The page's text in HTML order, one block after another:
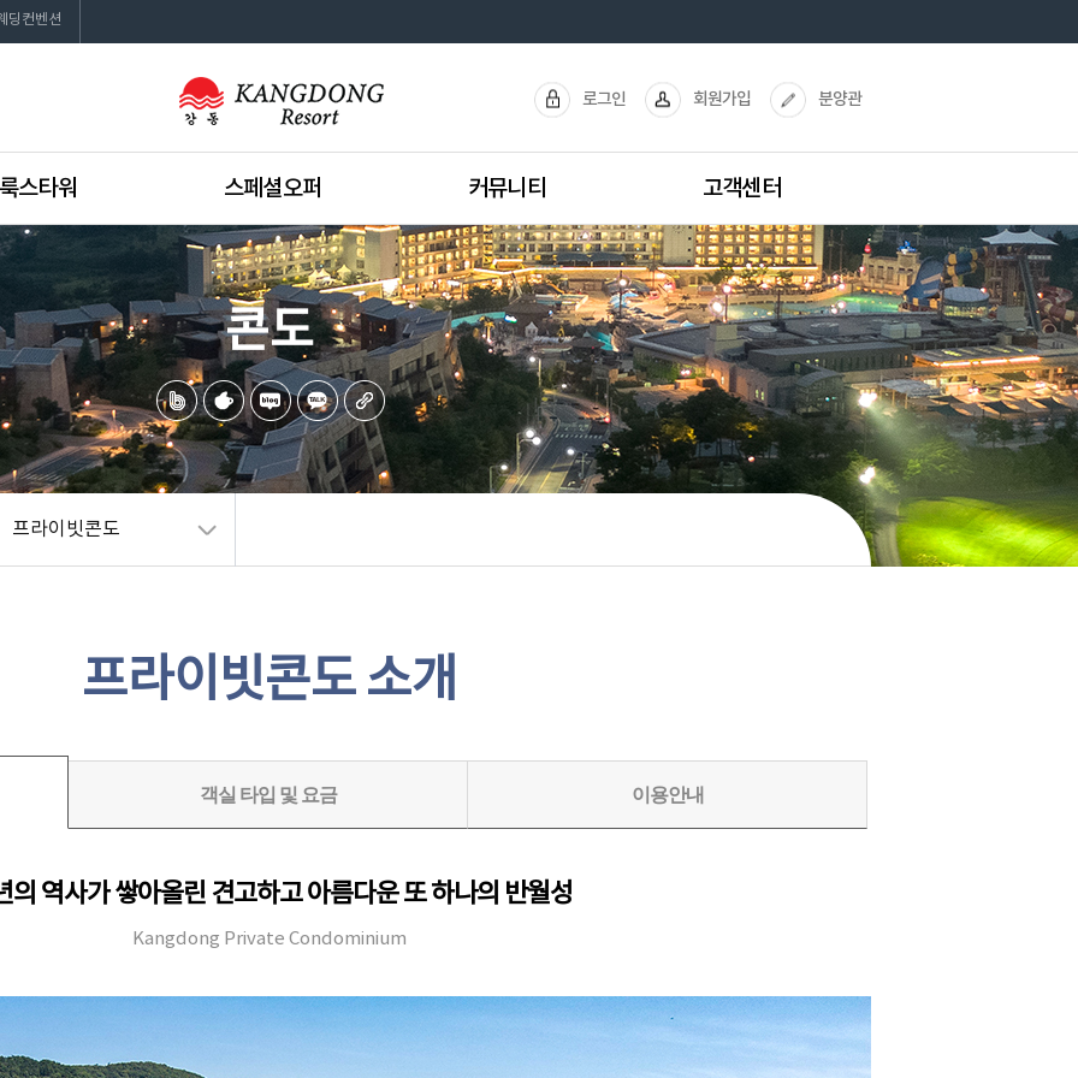
딩컨벤션
로그인 회원가입 분양관
룩스타워
마이 디노 & VR
BBS
더 브리즈
131라운지
위드림
딩컨벤션
스페셜오퍼
프로모션
이벤트
커뮤니티
공지사항
뉴스레터
자료실
고객센터
리조트가이드맵
프라이빗콘도 가이드맵
주차장 이용안내
전화번호 안내
분양안내
오시는 길
콘도
프라이빗콘도
프라이빗콘도 소개
객실 타입 및 요금 이용안내
의 역사가 쌓아올린 견고하고 아름다운 또 하나의 반월성
Kangdong Private Condominium